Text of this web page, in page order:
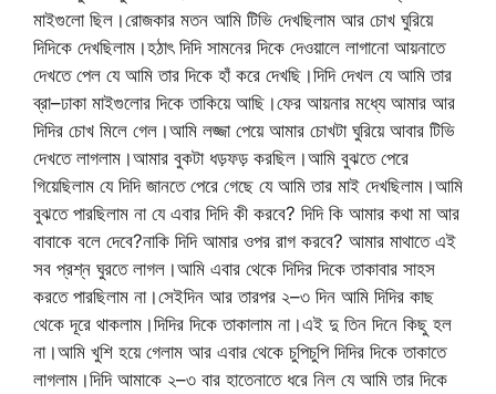
মাইগুলো ছিল।রোজকার মতন আমি টিভি দেখছিলাম আর চোখ ঘুরিয়ে
দিদিকে দেখছিলাম।হঠাৎ দিদি সামনের দিকে দেওয়ালে লাগানো আয়নাতে
দেখতে পেল যে আমি তার দিকে হাঁ করে দেখছি।দিদি দেখল যে আমি তার
ব্রা–ঢাকা মাইগুলোর দিকে তাকিয়ে আছি।ফের আয়নার মধ্যে আমার আর
দিদির চোখ মিলে গেল।আমি লজ্জা পেয়ে আমার চোখটা ঘুরিয়ে আবার টিভি
দেখতে লাগলাম।আমার বুকটা ধড়ফড় করছিল।আমি বুঝতে পেরে
গিয়েছিলাম যে দিদি জানতে পেরে গেছে যে আমি তার মাই দেখছিলাম।আমি
বুঝতে পারছিলাম না যে এবার দিদি কী করবে? দিদি কি আমার কথা মা আর
বাবাকে বলে দেবে?নাকি দিদি আমার ওপর রাগ করবে? আমার মাথাতে এই
সব প্রশ্ন ঘুরতে লাগল।আমি এবার থেকে দিদির দিকে তাকাবার সাহস
করতে পারছিলাম না।সেইদিন আর তারপর ২–৩ দিন আমি দিদির কাছ
থেকে দূরে থাকলাম।দিদির দিকে তাকালাম না।এই দু তিন দিনে কিছু হল
না।আমি খুশি হয়ে গেলাম আর এবার থেকে চুপিচুপি দিদির দিকে তাকাতে
লাগলাম।দিদি আমাকে ২–৩ বার হাতেনাতে ধরে নিল যে আমি তার দিকে